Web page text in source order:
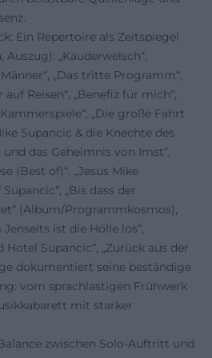
Ein Repertoire als Zeitspiegel
„Kauderwelsch“,
„Das tritte Programm“,
Reisen“, „Benefiz für mich“,
„Die große Fahrt
Supancic & die Knechte des
und das Geheimnis von Imst“,
(Best of)“, „Jesus Mike
„Bis dass der
(Album/Programmkosmos),
Jenseits ist die Hölle los“,
Hotel Supancic“, „Zurück aus der
dokumentiert seine beständige
vom sprachlastigen Frühwerk
mit starker
zwischen Solo-Auftritt und